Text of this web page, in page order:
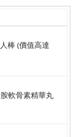
棒 (價值高達
軟骨素精華丸